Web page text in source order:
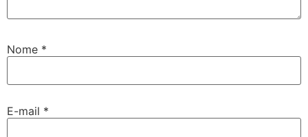
Nome *
E-mail *